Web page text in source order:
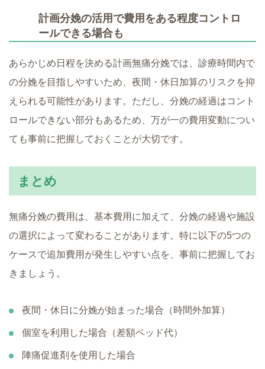
計画分娩の活用で費用をある程度コントロ
ールできる場合も
あらかじめ日程を決める計画無痛分娩では、診療時間内で
の分娩を目指しやすいため、夜間・休日加算のリスクを抑
えられる可能性があります。ただし、分娩の経過はコント
ロールできない部分もあるため、万が一の費用変動につい
ても事前に把握しておくことが大切です。
まとめ
無痛分娩の費用は、基本費用に加えて、分娩の経過や施設
の選択によって変わることがあります。特に以下の5つの
ケースで追加費用が発生しやすい点を、事前に把握してお
きましょう。
夜間・休日に分娩が始まった場合（時間外加算）
個室を利用した場合（差額ベッド代）
陣痛促進剤を使用した場合